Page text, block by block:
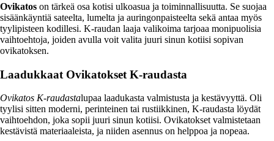
Ovikatos on tärkeä osa kotisi ulkoasua ja toiminnallisuutta. Se suojaa
sisäänkäyntiä sateelta, lumelta ja auringonpaisteelta sekä antaa myös
tyylipisteen kodillesi. K-raudan laaja valikoima tarjoaa monipuolisia
vaihtoehtoja, joiden avulla voit valita juuri sinun kotiisi sopivan
ovikatoksen.
Laadukkaat Ovikatokset K-raudasta
Ovikatos K-raudastalupaa laadukasta valmistusta ja kestävyyttä. Oli
tyylisi sitten moderni, perinteinen tai rustiikkinen, K-raudasta löydät
vaihtoehdon, joka sopii juuri sinun kotiisi. Ovikatokset valmistetaan
kestävistä materiaaleista, ja niiden asennus on helppoa ja nopeaa.